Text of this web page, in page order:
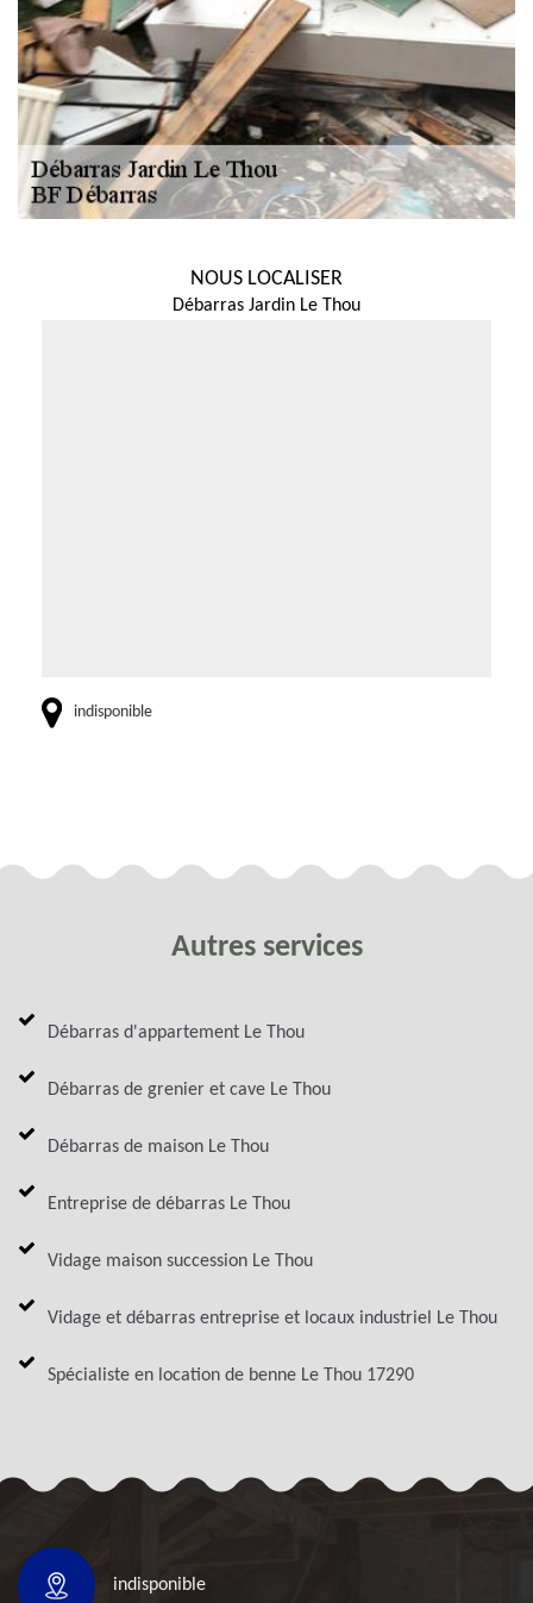
NOUS LOCALISER
Débarras Jardin Le Thou
indisponible
Autres services
Débarras d'appartement Le Thou
Débarras de grenier et cave Le Thou
Débarras de maison Le Thou
Entreprise de débarras Le Thou
Vidage maison succession Le Thou
Vidage et débarras entreprise et locaux industriel Le Thou
Spécialiste en location de benne Le Thou 17290
indisponible